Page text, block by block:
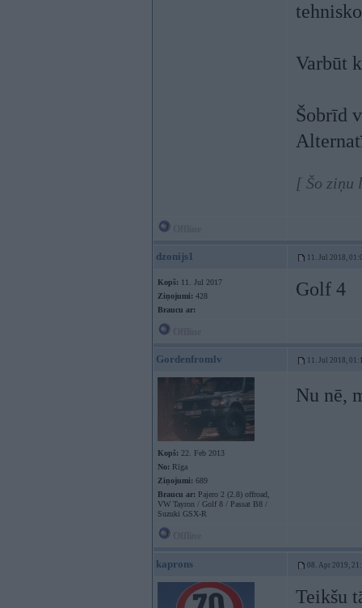
Varbūt
Šobrīd
[ Šo ziņu
dzonijs1 11. Jul 2018,
Kopš: 11. Jul 2017
Ziņojumi: 428
Braucu ar:
Golf 4
Gordenfromlv 11. Jul 2018,
Kopš: 22. Feb 2013
No: Rīga
Ziņojumi: 689
Braucu ar: Pajero 2 (2.8) offroad,
VW Tayron / Golf 8 / Passat B8 /
Suzuki GSX-R
Nu nē,
kaprons 08. Apr 2019,
Teikšu